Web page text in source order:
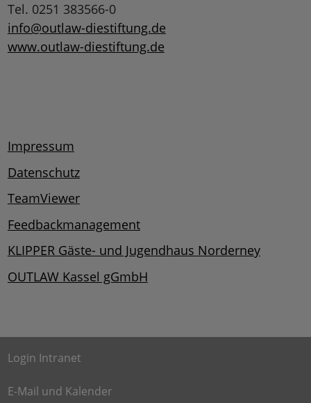
Tel. 0251 383566-0
info@outlaw-diestiftung.de
www.outlaw-diestiftung.de
Impressum
Datenschutz
TeamViewer
Feedbackmanagement
KLIPPER Gäste- und Jugendhaus Norderney
OUTLAW Kassel gGmbH
Login Intranet
E-Mail und Kalender